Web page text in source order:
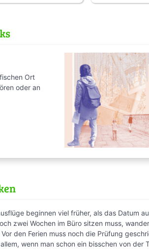
Ort
oder an
beginnen viel früher, als das Datum
zwei Wochen im Büro sitzen muss,
den Ferien muss noch die Prüfung
wenn man schon ein bisschen von der